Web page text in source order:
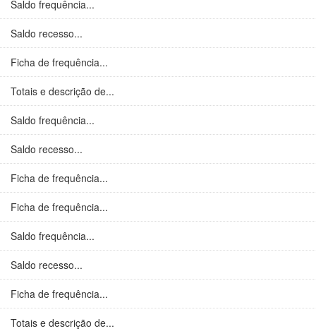
Saldo frequência...
Saldo recesso...
Ficha de frequência...
Totais e descrição de...
Saldo frequência...
Saldo recesso...
Ficha de frequência...
Ficha de frequência...
Saldo frequência...
Saldo recesso...
Ficha de frequência...
Totais e descrição de...